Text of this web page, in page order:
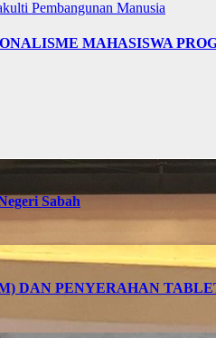
Pembangunan Manusia
MAHASISWA
Sabah
DAN PENYERAHAN